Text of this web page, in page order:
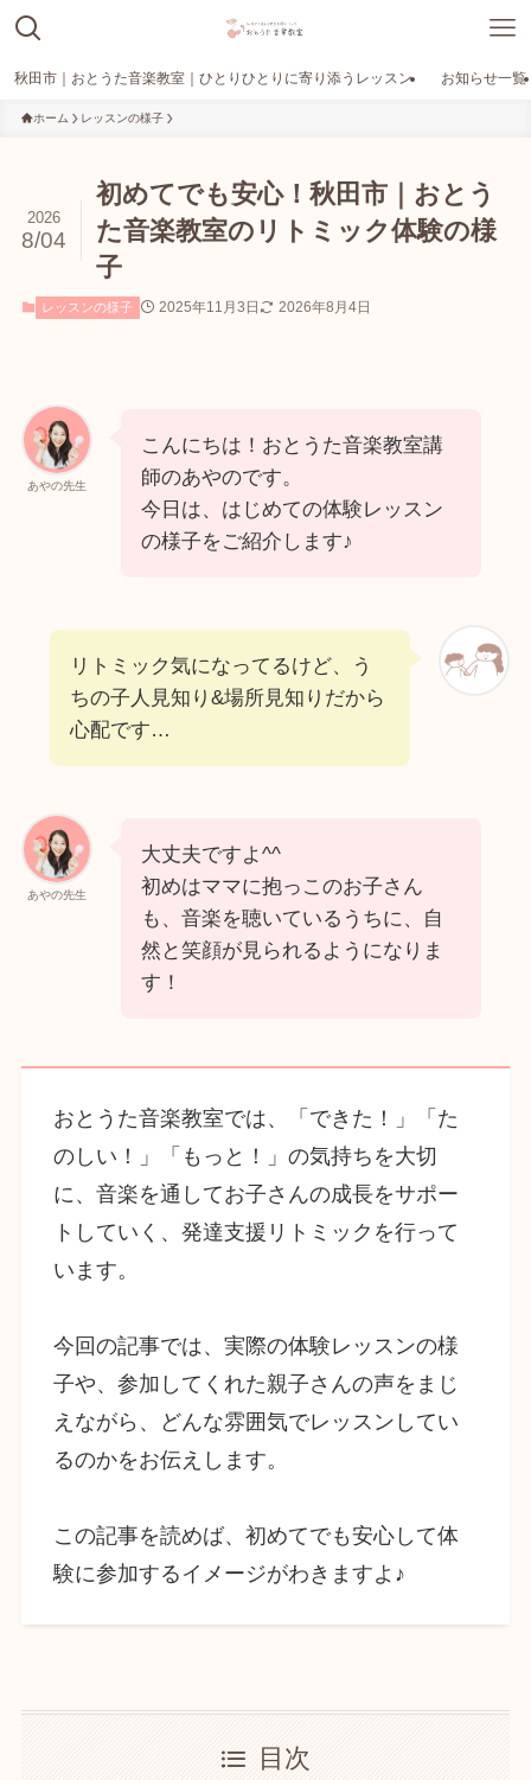
秋田市｜おとうた音楽教室｜ひとりひとりに寄り添うレッスン お知らせ一覧
ホーム レッスンの様子
初めてでも安心！秋田市｜おとう
た音楽教室のリトミック体験の様
子
2026
8/04
レッスンの様子 2025年11月3日 2026年8月4日
あやの先生
こんにちは！おとうた音楽教室講
師のあやのです。
今日は、はじめての体験レッスン
の様子をご紹介します♪
リトミック気になってるけど、う
ちの子人見知り&場所見知りだから
心配です…
あやの先生
大丈夫ですよ^^
初めはママに抱っこのお子さん
も、音楽を聴いているうちに、自
然と笑顔が見られるようになりま
す！
おとうた音楽教室では、「できた！」「た
のしい！」「もっと！」の気持ちを大切
に、音楽を通してお子さんの成長をサポー
トしていく、発達支援リトミックを行って
います。
今回の記事では、実際の体験レッスンの様
子や、参加してくれた親子さんの声をまじ
えながら、どんな雰囲気でレッスンしてい
るのかをお伝えします。
この記事を読めば、初めてでも安心して体
験に参加するイメージがわきますよ♪
目次